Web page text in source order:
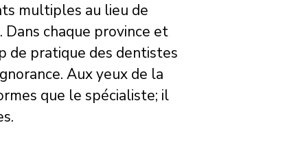
multiples au lieu de
Dans chaque province et
de pratique des dentistes
Aux yeux de la
que le spécialiste; il